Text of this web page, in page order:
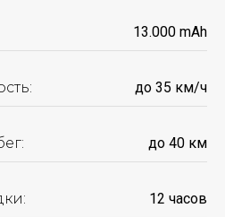
13.000 mАh
до 35 км/ч
до 40 км
12 часов